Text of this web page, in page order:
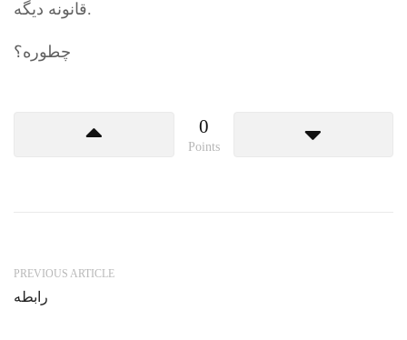
قانونه ديگه.
چطوره؟
0
Points
PREVIOUS ARTICLE
رابطه